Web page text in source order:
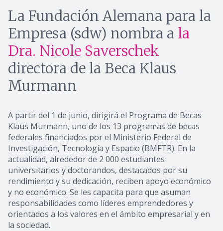
La Fundación Alemana para la
Empresa (sdw) nombra a la
Dra. Nicole Saverschek
directora de la Beca Klaus
Murmann
A partir del 1 de junio, dirigirá el Programa de Becas
Klaus Murmann, uno de los 13 programas de becas
federales financiados por el Ministerio Federal de
Investigación, Tecnología y Espacio (BMFTR). En la
actualidad, alrededor de 2 000 estudiantes
universitarios y doctorandos, destacados por su
rendimiento y su dedicación, reciben apoyo económico
y no económico. Se les capacita para que asuman
responsabilidades como líderes emprendedores y
orientados a los valores en el ámbito empresarial y en
la sociedad.